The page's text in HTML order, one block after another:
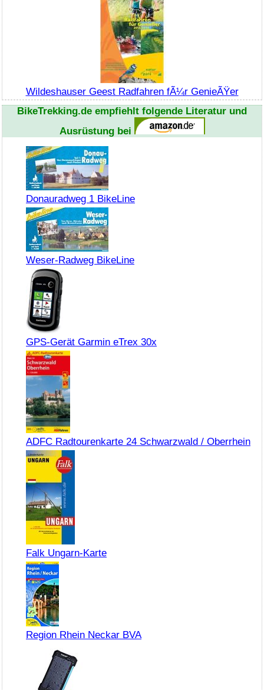
Wildeshauser Geest Radfahren fÃ¼r GenieÃŸer
BikeTrekking.de empfiehlt folgende Literatur und
Ausrüstung bei
Donauradweg 1 BikeLine
Weser-Radweg BikeLine
GPS-Gerät Garmin eTrex 30x
ADFC Radtourenkarte 24 Schwarzwald / Oberrhein
Falk Ungarn-Karte
Region Rhein Neckar BVA